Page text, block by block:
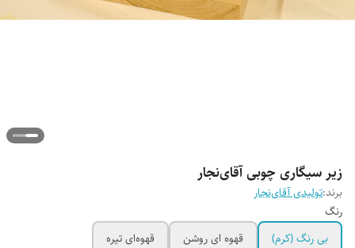
زیر سیگاری چوبی آقای‌نجار
برند:تولیدی آقای‌نجار
رنگ
بی رنگ (کرم)
قهوه ای روشن
قهوه‌ای تیره